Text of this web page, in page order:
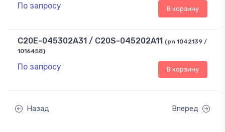
По запросу В корзину
C20E-045302A31 / C20S-045202A11 (pn 1042139 /
1016458)
По запросу В корзину
Назад Вперед